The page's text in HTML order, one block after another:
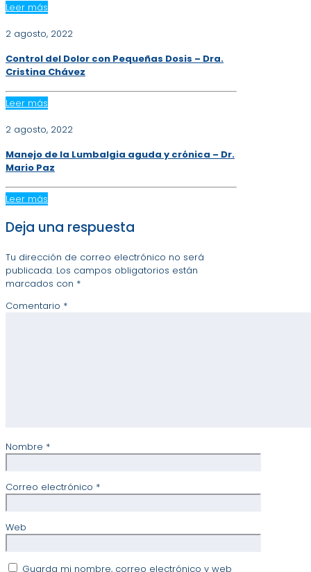
Leer más
2 agosto, 2022
Control del Dolor con Pequeñas Dosis – Dra.
Cristina Chávez
Leer más
2 agosto, 2022
Manejo de la Lumbalgia aguda y crónica – Dr.
Mario Paz
Leer más
Deja una respuesta
Tu dirección de correo electrónico no será
publicada. Los campos obligatorios están
marcados con *
Comentario *
Nombre *
Correo electrónico *
Web
Guarda mi nombre, correo electrónico y web